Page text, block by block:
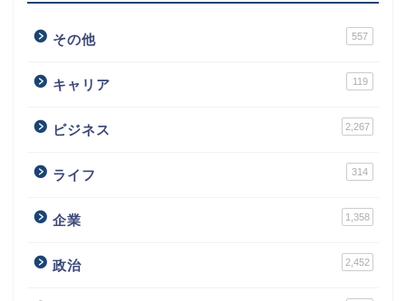
その他 557
キャリア 119
ビジネス 2,267
ライフ 314
企業 1,358
政治 2,452